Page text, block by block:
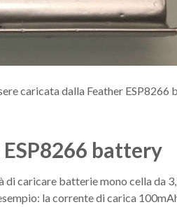
caricata dalla Feather ESP8266
battery
caricare batterie mono cella da
la corrente di carica